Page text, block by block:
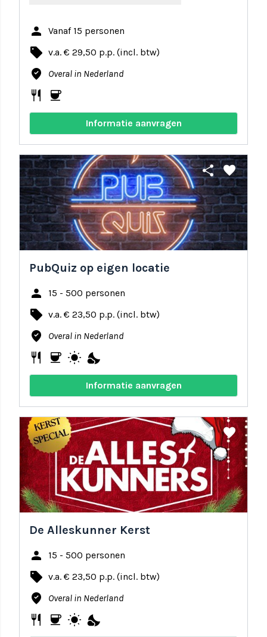
person Vanaf 15 personen
local_offer v.a. € 29,50 p.p. (incl. btw)
where_to_vote Overal in Nederland
restaurant coffee
Informatie aanvragen
share favorite
PubQuiz op eigen locatie
person 15 - 500 personen
local_offer v.a. € 23,50 p.p. (incl. btw)
where_to_vote Overal in Nederland
restaurant coffee wb_sunny nights_stay
Informatie aanvragen
share favorite
De Alleskunner Kerst
person 15 - 500 personen
local_offer v.a. € 23,50 p.p. (incl. btw)
where_to_vote Overal in Nederland
restaurant coffee wb_sunny nights_stay